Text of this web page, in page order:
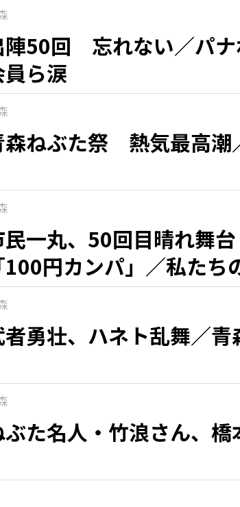
陣50回 忘れない／パ
ら涙
森ねぶた祭 熱気最高潮
民一丸、50回目晴れ舞
100円カンパ」／私たち
者勇壮、ハネト乱舞／
ぶた名人・竹浪さん、橋